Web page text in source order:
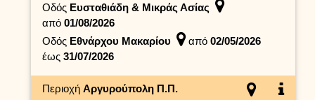
Οδός Ευσταθιάδη & Μικράς Ασίας
από 01/08/2026
Οδός Εθνάρχου Μακαρίου από 02/05/2026
έως 31/07/2026
Περιοχή Αργυρούπολη Π.Π.